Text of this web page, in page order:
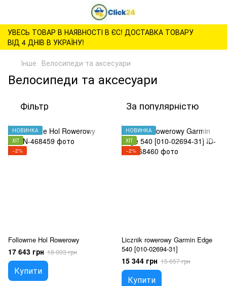
УВЕСЬ ТОВАР В НАЯВНОСТІ В ЄС! ДОСТАВКА ТОВАРУ
ВІД 4 ДНІВ В УКРАЇНУ!
Інше Велосипеди та аксесуари
Велосипеди та аксесуари
Фільтр За популярністю
НОВИНКА
ХІТ
−2%
Followme Hol Rowerowy
17 643 грн 18 003 грн
Купити
НОВИНКА
ХІТ
−2%
Licznik rowerowy Garmin Edge
540 [010-02694-31]
15 344 грн 15 657 грн
Купити